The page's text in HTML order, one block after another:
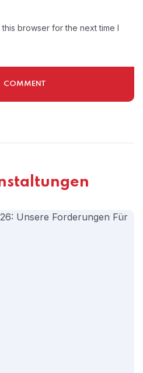
browser for the next time I